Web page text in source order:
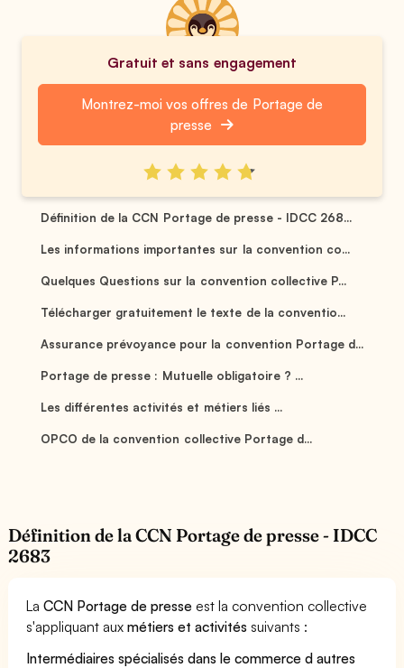
Gratuit et sans engagement
Montrez-moi vos offres de Portage de
presse
Définition de la CCN Portage de presse - IDCC 268...
Les informations importantes sur la convention co...
Quelques Questions sur la convention collective P...
Télécharger gratuitement le texte de la conventio...
Assurance prévoyance pour la convention Portage d...
Portage de presse : Mutuelle obligatoire ? ...
Les différentes activités et métiers liés ...
OPCO de la convention collective Portage d...
Définition de la CCN Portage de presse - IDCC
2683
LaCCN Portage de presse est la convention collective
s'appliquant auxmétiers et activités suivants :
Intermédiaires spécialisés dans le commerce d autres